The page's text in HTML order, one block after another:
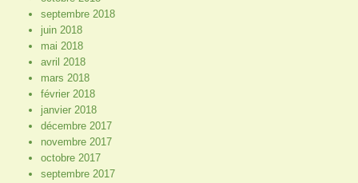
septembre 2018
juin 2018
mai 2018
avril 2018
mars 2018
février 2018
janvier 2018
décembre 2017
novembre 2017
octobre 2017
septembre 2017